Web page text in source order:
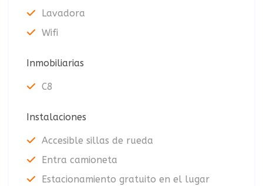
Lavadora
Wifi
Inmobiliarias
C8
Instalaciones
Accesible sillas de rueda
Entra camioneta
Estacionamiento gratuito en el lugar